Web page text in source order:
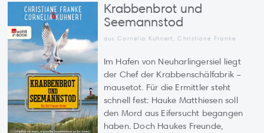
Krabbenbrot und
Seemannstod
aus Cornelia Kuhnert, Christiane Franke
Im Hafen von Neuharlingersiel liegt
der Chef der Krabbenschälfabrik –
mausetot. Für die Ermittler steht
schnell fest: Hauke Matthiesen soll
den Mord aus Eifersucht begangen
haben. Doch Haukes Freunde,